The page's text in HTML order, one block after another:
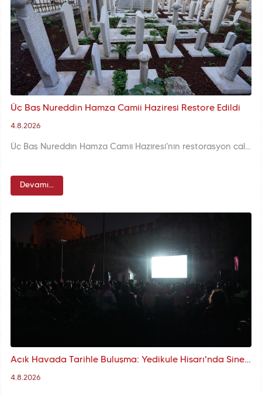
Üç Baş Nureddin Hamza Camii Haziresi Restore Edildi
4.8.2026
Üç Baş Nureddin Hamza Camii Haziresi'nin restorasyon çalışmaları kapsamında zamanla tahrip olan hazirede devrilen ve toprak altında kalan mezar taşları yeniden gün yüzüne çıkarıldı.
Devamı...
Açık Havada Tarihle Buluşma: Yedikule Hisarı'nda Sinema Akşamları Turkcell Sponsorluğunda Devam Ediyor
4.8.2026